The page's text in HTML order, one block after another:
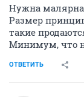
Нужна
Размер
такие
Минимум, что
ОТВЕТИТЬ